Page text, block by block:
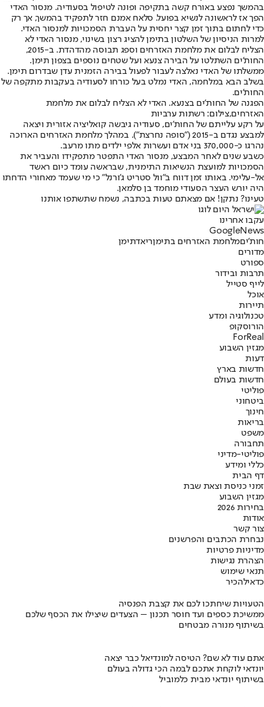
בהמשך נפצע באורח קשה בתקיפה ופונה לטיפול בסעודיה. מנסור האדי
הפך אז לראשונה לנשיא בפועל. סלאח אמנם חזר לתפקיד בהמשך, אך רק
כדי לחתום בתוך זמן קצר יחסית על העברת הסמכויות למנסור האדי.
למרות הניסיון של השלטון בתימן להציג רצון בשינוי, מנסור האדי לא
הצליח לבלום את מלחמת האזרחים וספג תבוסה מהדהדת. ב-2015,
החות'ים השתלטו על הבירה צנעא ועל שטחים נוספים בצפון תימן.
ממשלתו של האדי נאלצה לעבור לפעול בבירה הזמנית עדן שבדרום תימן.
בשלב הבא במלחמה, האדי נמלט בעל כורחו לסעודיה בעקבות מתקפה של
החות'ים.
הפגנה של החות'ים בצנעא. האדי לא הצליח לבלום את מלחמת
האזרחים,צילום: רשתות ערביות
על רקע עלייתם של החות'ים, סעודיה גיבשה קואליציה אזורית ויצאה
למבצע נגדם ב-2015 ("סופה נחרצת"). במהלך מלחמת האזרחים הארוכה
נהרגו כ-370,000 בני אדם ועשרות אלפי ילדים מתו מרעב.
כשבע שנים לאחר המבצע, מנסור האדי התפטר מתפקידו והעביר את
הסמכויות למועצת הנשיאות התימנית, שבראשה עומד כיום ראשד
אל-עלימי. באותו זמן דווח ב"וול סטריט ג'ורנל" כי מי שעמד מאחורי הדחתו
היה יורש העצר הסעודי מוחמד בן סלמאן.
טעינו? נתקן! אם מצאתם טעות בכתבה, נשמח שתשתפו אותנו
עקבו אחרינו
Googl eNews
חות'יםמלחמת האזרחים בתימןריאדתימן
מדורים
ספורט
תרבות ובידור
לייף סטייל
אוכל
תיירות
טכנולוגיה ומדע
הורוסקופ
ForReal
מגזין השבוע
דעות
חדשות בארץ
חדשות בעולם
פוליטי
ביטחוני
חינוך
בריאות
משפט
תחבורה
פוליטי-מדיני
כללי ומידע
דף הבית
זמני כניסת וצאת שבת
מגזין השבוע
בחירות 2026
אודות
צור קשר
נבחרת הכתבים והפרשנים
מדיניות פרטיות
הצהרת נגישות
תנאי שימוש
כדאילהכיר
הטעויות שיחתכו לכם את קצבת הפנסיה
ממשיכת כספים ועד חוסר תכנון – הצעדים שיצילו את הכסף שלכם
בשיתוף מנורה מבטחים
אתם עוד לא שם? הטיסה למונדיאל כבר יצאה
יונדאי לוקחת אתכם לבמה הכי גדולה בעולם
בשיתוף יונדאי מבית כלמוביל